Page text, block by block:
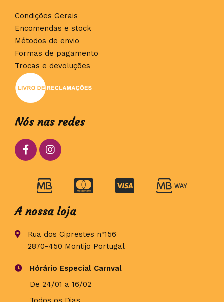
Condições Gerais
Encomendas e stock
Métodos de envio
Formas de pagamento
Trocas e devoluções
Nós nas redes
A nossa loja
Rua dos Ciprestes nº156
2870-450 Montijo Portugal
Hórário Especial Carnval
De 24/01 a 16/02
Todos os Dias